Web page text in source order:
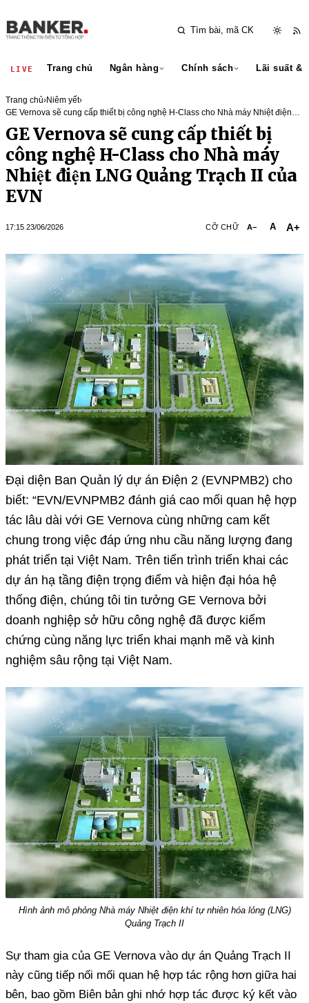
LIVE Trang chủ Ngân hàng Chính sách Lãi suất &
Trang chủ›Niêm yết›
GE Vernova sẽ cung cấp thiết bị công nghệ H-Class cho Nhà máy Nhiệt điện
GE Vernova sẽ cung cấp thiết bị
công nghệ H-Class cho Nhà máy
Nhiệt điện LNG Quảng Trạch II của
EVN
17:15 23/06/2026 CỠ CHỮ A− A A+
Đại diện Ban Quản lý dự án Điện 2 (EVNPMB2) cho
biết: “EVN/EVNPMB2 đánh giá cao mối quan hệ hợp
tác lâu dài với GE Vernova cùng những cam kết
chung trong việc đáp ứng nhu cầu năng lượng đang
phát triển tại Việt Nam. Trên tiến trình triển khai các
dự án hạ tầng điện trọng điểm và hiện đại hóa hệ
thống điện, chúng tôi tin tưởng GE Vernova bởi
doanh nghiệp sở hữu công nghệ đã được kiểm
chứng cùng năng lực triển khai mạnh mẽ và kinh
nghiệm sâu rộng tại Việt Nam.
Hình ảnh mô phỏng Nhà máy Nhiệt điện khí tự nhiên hóa lỏng (LNG)
Quảng Trạch II
Sự tham gia của GE Vernova vào dự án Quảng Trạch II
này cũng tiếp nối mối quan hệ hợp tác rộng hơn giữa hai
bên, bao gồm Biên bản ghi nhớ hợp tác được ký kết vào